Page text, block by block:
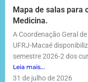
Mapa de salas para
Medicina.
A Coordenação Geral
UFRJ-Macaé
semestre 2026-2 dos
Leia mais...
31 de julho de 2026